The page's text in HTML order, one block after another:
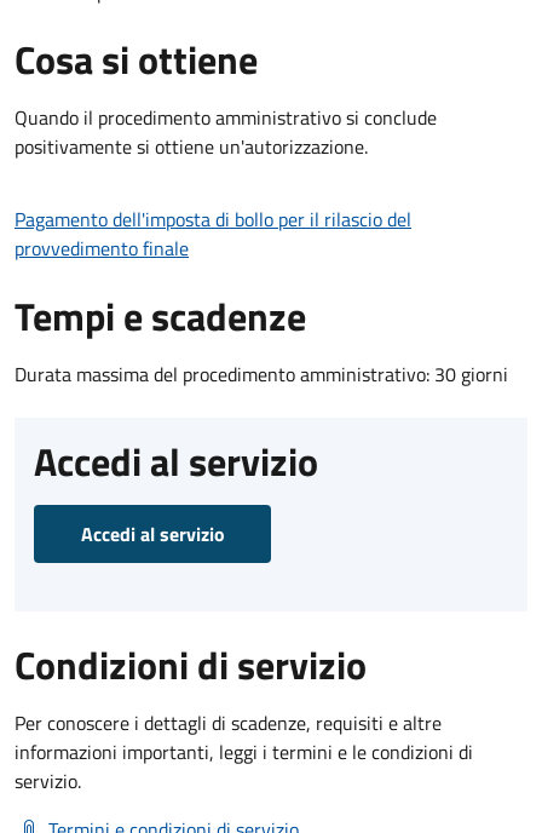
Cosa si ottiene
Quando il procedimento amministrativo si conclude
positivamente si ottiene un'autorizzazione.
Pagamento dell'imposta di bollo per il rilascio del
provvedimento finale
Tempi e scadenze
Durata massima del procedimento amministrativo: 30 giorni
Accedi al servizio
Accedi al servizio
Condizioni di servizio
Per conoscere i dettagli di scadenze, requisiti e altre
informazioni importanti, leggi i termini e le condizioni di
servizio.